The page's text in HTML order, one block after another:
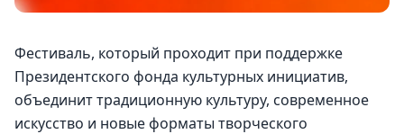
Фестиваль, который проходит при поддержке
Президентского фонда культурных инициатив,
объединит традиционную культуру, современное
искусство и новые форматы творческого